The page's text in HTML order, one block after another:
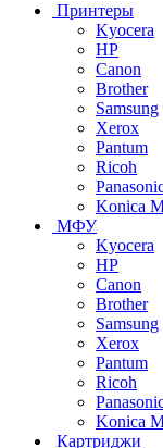
Принтеры
Kyocera
HP
Canon
Brother
Samsung
Xerox
Pantum
Ricoh
Konica
МФУ
Kyocera
HP
Canon
Brother
Samsung
Xerox
Pantum
Ricoh
Konica
Картриджи